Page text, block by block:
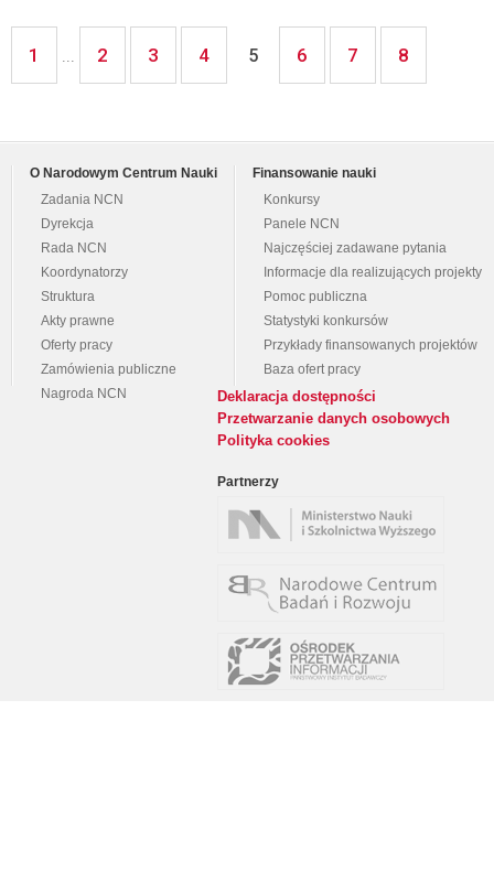
1 ... 2 3 4 5 6 7 8
O Narodowym Centrum Nauki
Zadania NCN
Dyrekcja
Rada NCN
Koordynatorzy
Struktura
Akty prawne
Oferty pracy
Zamówienia publiczne
Nagroda NCN
Finansowanie nauki
Konkursy
Panele NCN
Najczęściej zadawane pytania
Informacje dla realizujących projekty
Pomoc publiczna
Statystyki konkursów
Przykłady finansowanych projektów
Baza ofert pracy
Deklaracja dostępności
Przetwarzanie danych osobowych
Polityka cookies
Partnerzy